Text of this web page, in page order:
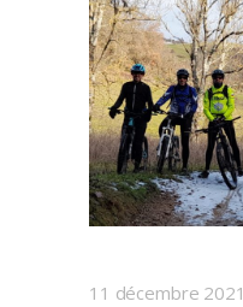
11 décembre 2021